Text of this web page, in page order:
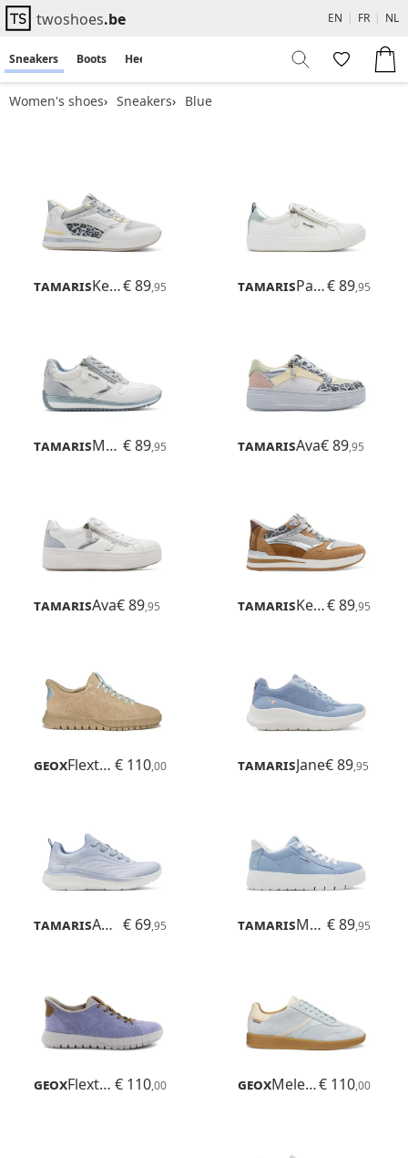
twoshoes.be EN | FR | NL
Sneakers Boots Heels
Women's shoes Sneakers Blue
Tamaris Kelly€ 89,95 Tamaris Patrizia€ 89,95
Tamaris Mona € 89,95 TamarisAva€ 89,95
TamarisAva€ 89,95 Tamaris Kelly€ 89,95
Geox Flextride Plus € 110,00 TamarisJane€ 89,95
Tamaris Amelie € 69,95 Tamaris Maya € 89,95
Geox Flextride Plus € 110,00 Geox Meleda€ 110,00